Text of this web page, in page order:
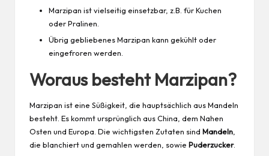
Marzipan ist vielseitig einsetzbar, z.B. für Kuchen
oder Pralinen.
Übrig gebliebenes Marzipan kann gekühlt oder
eingefroren werden.
Woraus besteht Marzipan?
Marzipan ist eine Süßigkeit, die hauptsächlich aus Mandeln
besteht. Es kommt ursprünglich aus China, dem Nahen
Osten und Europa. Die wichtigsten Zutaten sind Mandeln
die blanchiert und gemahlen werden, sowie Puderzucker.